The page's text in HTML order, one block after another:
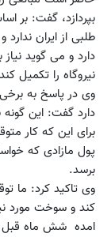
بپردازد، گفت: بر
طلبی‌ از ایران‌
دارد و می‌ گوید نیاز
نیروگاه‌ را تکمیل‌
وی‌ در پاسخ‌ به‌
دارد گفت‌: این
برای‌ این که‌ کار
پول‌ مازادی‌ که‌
برسد.
وی تاکید کرد: ما
کند و سوخت‌ مورد
امده‌ ‌ شش‌ ماه‌ قبل‌ از